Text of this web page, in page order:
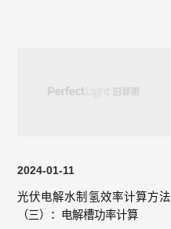
2024-01-11
光伏电解水制氢效率计算方法
（三）：电解槽功率计算